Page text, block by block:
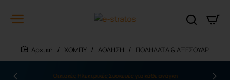
ΧΟΜΠΥ ΑΘΛΗΣΗ ΠΟΔΗΛΑΤΑ & ΑΞΕΣΟΥΑΡ
Οικιακές Ηλεκτρικές Συσκευές για κάθε ανάγκη